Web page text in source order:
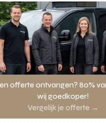
offerte ontvangen? 80%
wij goedkoper!
Vergelijk je offerte →